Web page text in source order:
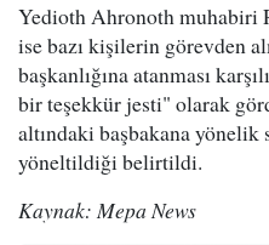
Yedioth Ahronoth muhabiri
ise bazı kişilerin görevden
başkanlığına atanması
bir teşekkür jesti" olarak
altındaki başbakana
yöneltildiği belirtildi.
Kaynak: Mepa News